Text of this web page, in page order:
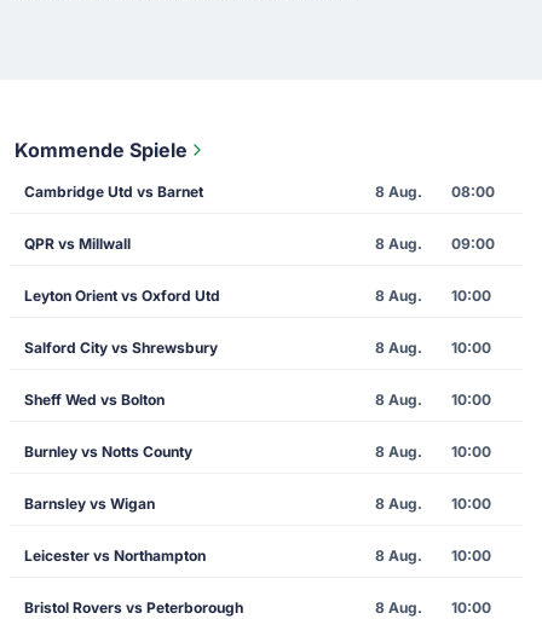
Kommende Spiele
Cambridge Utd vs Barnet 8 Aug. 08:00
QPR vs Millwall 8 Aug. 09:00
Leyton Orient vs Oxford Utd 8 Aug. 10:00
Salford City vs Shrewsbury 8 Aug. 10:00
Sheff Wed vs Bolton 8 Aug. 10:00
Burnley vs Notts County 8 Aug. 10:00
Barnsley vs Wigan 8 Aug. 10:00
Leicester vs Northampton 8 Aug. 10:00
Bristol Rovers vs Peterborough 8 Aug. 10:00